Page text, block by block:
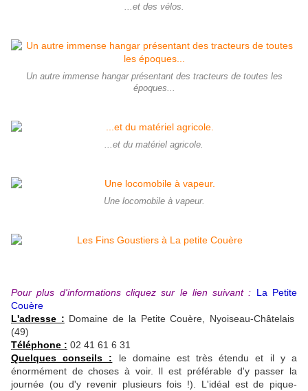
...et des vélos.
Un autre immense hangar présentant des tracteurs de toutes les
époques...
...et du matériel agricole.
Une locomobile à vapeur.
Pour plus d'informations cliquez sur le lien suivant : La Petite
Couère
L'adresse : Domaine de la Petite Couère, Nyoiseau-Châtelais
(49)
Téléphone : 02 41 61 6 31
Quelques conseils : le domaine est très étendu et il y a
énormément de choses à voir. Il est préférable d'y passer la
journée (ou d'y revenir plusieurs fois !). L'idéal est de pique-